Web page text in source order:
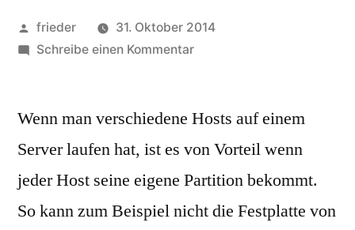
Veröffentlicht
von
frieder
31. Oktober 2014
Schreibe einen Kommentarzu
virtuellen
eines
Linux
Servers
Wenn man verschiedene Hosts auf einem
Server laufen hat, ist es von Vorteil wenn
jeder Host seine eigene Partition bekommt.
So kann zum Beispiel nicht die Festplatte von